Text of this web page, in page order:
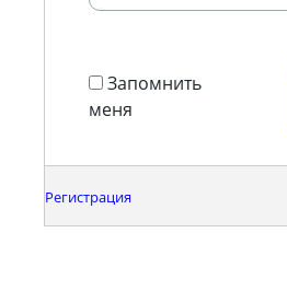
Запомнить
меня
Регистрация